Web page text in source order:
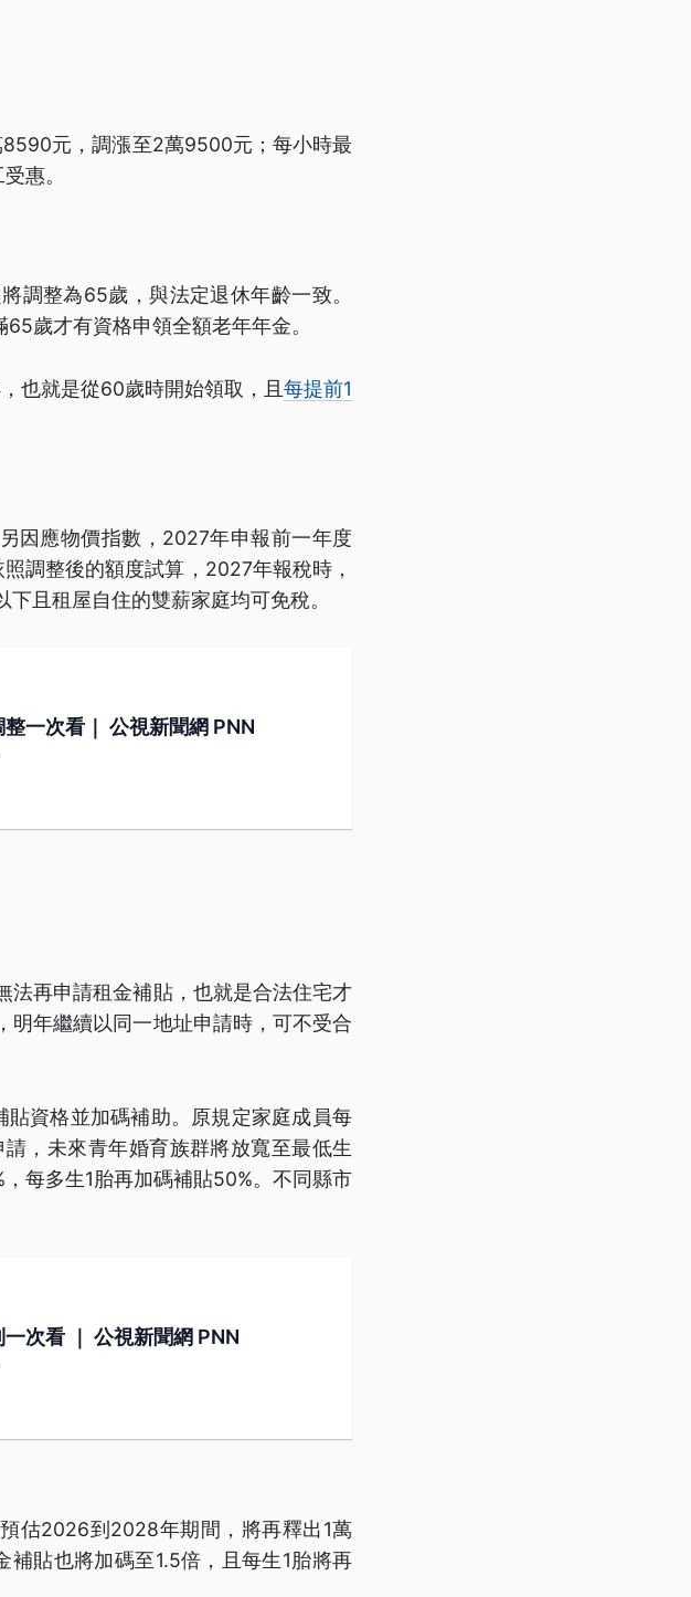
元，調漲至2萬9500元；每小時最
惠。
調整為65歲，與法定退休年齡一致。
歲才有資格申領全額老年年金。
也就是從60歲時開始領取，且每提前1
因應物價指數，2027年申報前一年度
調整後的額度試算，2027年報稅時，
且租屋自住的雙薪家庭均可免稅。
一次看｜ 公視新聞網 PNN
法再申請租金補貼，也就是合法住宅才
年繼續以同一地址申請時，可不受合
資格並加碼補助。原規定家庭成員每
，未來青年婚育族群將放寬至最低生
每多生1胎再加碼補貼50%。不同縣市
次看 ｜ 公視新聞網 PNN
估2026到2028年期間，將再釋出1萬
貼也將加碼至1.5倍，且每生1胎將再